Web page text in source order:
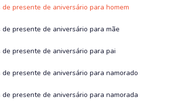
de presente de aniversário para homem
de presente de aniversário para mãe
de presente de aniversário para pai
de presente de aniversário para namorado
de presente de aniversário para namorada